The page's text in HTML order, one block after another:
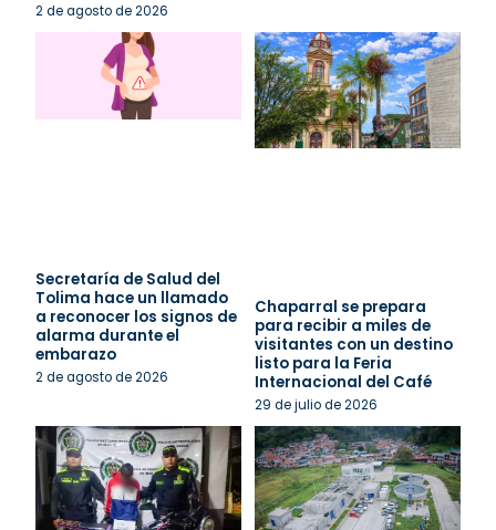
2 de agosto de 2026
Secretaría de Salud del
Tolima hace un llamado
a reconocer los signos de
alarma durante el
embarazo
2 de agosto de 2026
Chaparral se prepara
para recibir a miles de
visitantes con un destino
listo para la Feria
Internacional del Café
29 de julio de 2026